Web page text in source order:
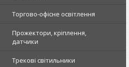
Торгово-офісне освітлення
Прожектори, кріплення,
датчики
Трекові світильники